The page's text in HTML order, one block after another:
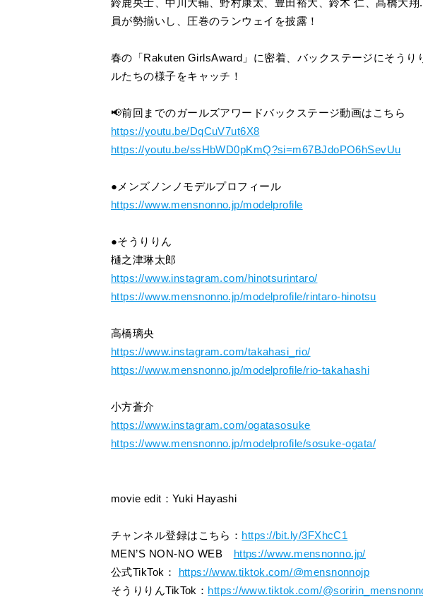
員が勢揃いし、圧巻のランウェイを披露！
春の「Rakuten GirlsAward」に密着、バックステージにそうり
ルたちの様子をキャッチ！
📢前回までのガールズアワードバックステージ動画はこちら
https://youtu.be/DqCuV7ut6X8
https://youtu.be/ssHbWD0pKmQ?si=m67BJdoPO6hSevUu
●メンズノンノモデルプロフィール
https://www.mensnonno.jp/modelprofile
●そうりりん
樋之津琳太郎
https://www.instagram.com/hinotsurintaro/
https://www.mensnonno.jp/modelprofile/rintaro-hinotsu
高橋璃央
https://www.instagram.com/takahasi_rio/
https://www.mensnonno.jp/modelprofile/rio-takahashi
小方蒼介
https://www.instagram.com/ogatasosuke
https://www.mensnonno.jp/modelprofile/sosuke-ogata/
movie edit：Yuki Hayashi
チャンネル登録はこちら： https://bit.ly/3FXhcC1
MEN’S NON-NO WEB https://www.mensnonno.jp/
公式TikTok： https://www.tiktok.com/@mensnonnojp
そうりりんTikTok： https://www.tiktok.com/